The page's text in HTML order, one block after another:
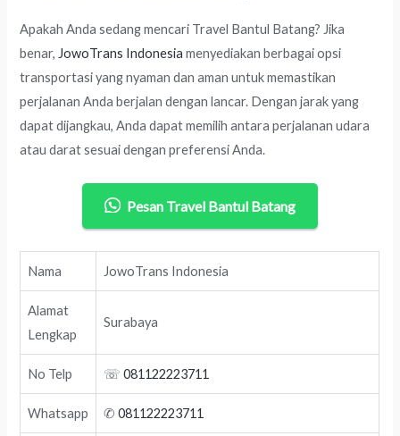
Apakah Anda sedang mencari Travel Bantul Batang? Jika
benar, JowoTrans Indonesia menyediakan berbagai opsi
transportasi yang nyaman dan aman untuk memastikan
perjalanan Anda berjalan dengan lancar. Dengan jarak yang
dapat dijangkau, Anda dapat memilih antara perjalanan udara
atau darat sesuai dengan preferensi Anda.
Pesan Travel Bantul Batang
Nama JowoTrans Indonesia
Alamat
Lengkap
Surabaya
No Telp ☏081122223711
Whatsapp ✆081122223711